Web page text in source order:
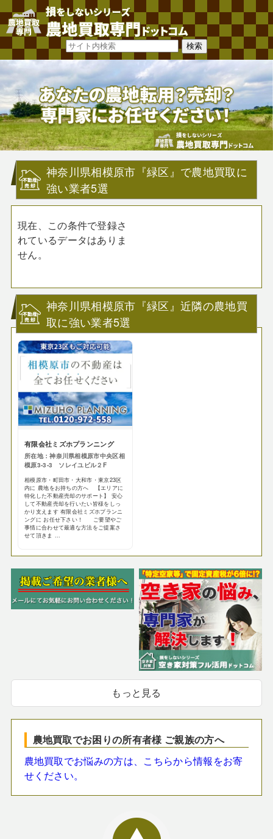
神奈川県相模原市『緑区』で農地買取に
強い業者5選
現在、この条件で登録さ
れているデータはありま
せん。
神奈川県相模原市『緑区』近隣の農地買
取に強い業者5選
有限会社ミズホプランニング
所在地：神奈川県相模原市中央区相
模原3-3-3 ソレイユビル２F
相模原市・町田市・大和市・東京23区
内に 農地をお持ちの方へ 【エリアに
特化した不動産売却のサポート】 安心
して不動産売却を行いたい皆様をしっ
かり支えます 有限会社ミズホプランニ
ングに お任せ下さい！ ご要望やご
事情に合わせて最適な方法をご提案さ
せて頂きま ...
もっと見る
農地買取でお困りの所有者様 ご親族の方へ
農地買取でお悩みの方は、こちらから情報をお寄
せください。